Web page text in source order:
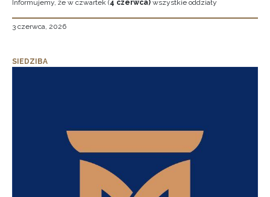
Informujemy, że w czwartek (4 czerwca) wszystkie oddziały
3 czerwca, 2026
SIEDZIBA